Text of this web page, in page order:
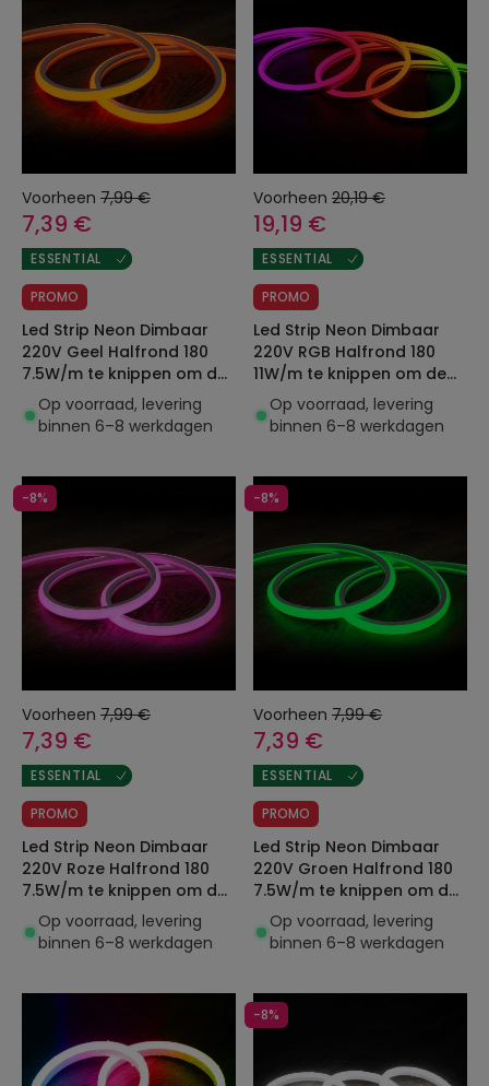
Voorheen 7,99 €
7,39 €
ESSENTIAL
PROMO
Led Strip Neon Dimbaar
220V Geel Halfrond 180
7.5W/m te knippen om de
100cm IP67 Op maat
Op voorraad, levering
binnen 6–8 werkdagen
Voorheen 20,19 €
19,19 €
ESSENTIAL
PROMO
Led Strip Neon Dimbaar
220V RGB Halfrond 180
11W/m te knippen om de
100cm IP67 Op maat
Op voorraad, levering
binnen 6–8 werkdagen
-8%
Voorheen 7,99 €
7,39 €
ESSENTIAL
PROMO
Led Strip Neon Dimbaar
220V Roze Halfrond 180
7.5W/m te knippen om de
100cm IP67 Op maat
Op voorraad, levering
binnen 6–8 werkdagen
-8%
Voorheen 7,99 €
7,39 €
ESSENTIAL
PROMO
Led Strip Neon Dimbaar
220V Groen Halfrond 180
7.5W/m te knippen om de
100cm IP67 Op maat
Op voorraad, levering
binnen 6–8 werkdagen
-8%